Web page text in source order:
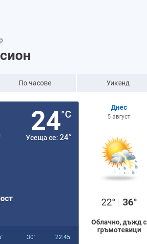
По часове Уикенд
24°C
Усеща се: 24°
30' 22:45
Днес
5 август
22° | 36°
Облачно, дъжд с
гръмотевици